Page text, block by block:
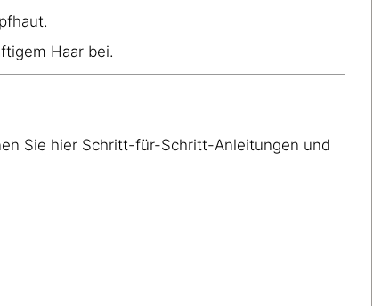
Haar bei.
Sie hier Schritt-für-Schritt-Anleitungen und